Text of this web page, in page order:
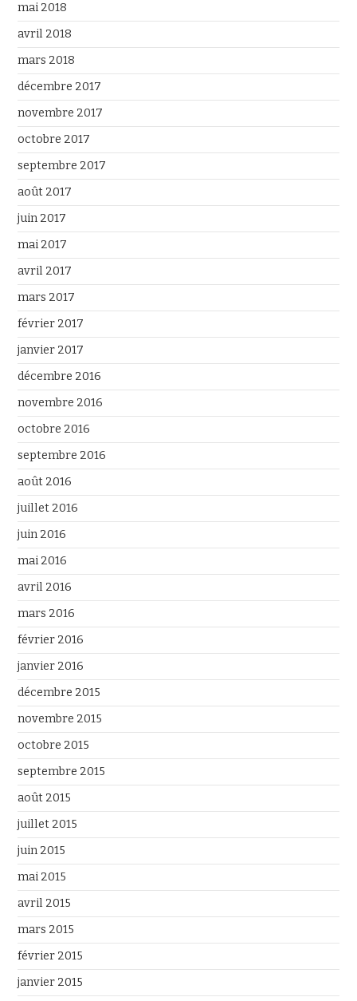
mai 2018
avril 2018
mars 2018
décembre 2017
novembre 2017
octobre 2017
septembre 2017
août 2017
juin 2017
mai 2017
avril 2017
mars 2017
février 2017
janvier 2017
décembre 2016
novembre 2016
octobre 2016
septembre 2016
août 2016
juillet 2016
juin 2016
mai 2016
avril 2016
mars 2016
février 2016
janvier 2016
décembre 2015
novembre 2015
octobre 2015
septembre 2015
août 2015
juillet 2015
juin 2015
mai 2015
avril 2015
mars 2015
février 2015
janvier 2015